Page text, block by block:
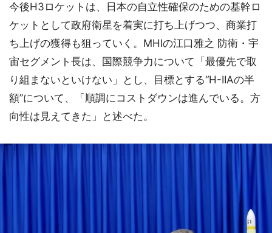
今後H3ロケットは、日本の自立性確保のための基幹ロ
ケットとして政府衛星を着実に打ち上げつつ、商業打
ち上げの獲得も狙っていく。MHIの江口雅之 防衛・宇
宙セグメント長は、国際競争力について「最優先で取
り組まないといけない」とし、目標とする“H-IIAの半
額”について、「順調にコストダウンは進んでいる。方
向性は見えてきた」と述べた。